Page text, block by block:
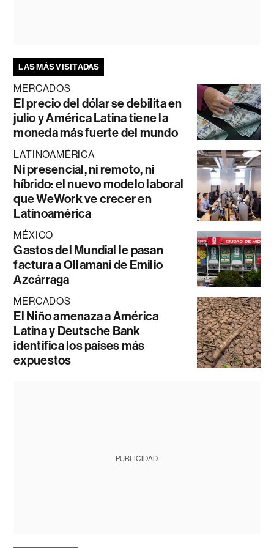
LAS MÁS VISITADAS
MERCADOS
El precio del dólar se debilita en
julio y América Latina tiene la
moneda más fuerte del mundo
LATINOAMÉRICA
Ni presencial, ni remoto, ni
híbrido: el nuevo modelo laboral
que WeWork ve crecer en
Latinoamérica
MÉXICO
Gastos del Mundial le pasan
factura a Ollamani de Emilio
Azcárraga
MERCADOS
El Niño amenaza a América
Latina y Deutsche Bank
identifica los países más
expuestos
PUBLICIDAD